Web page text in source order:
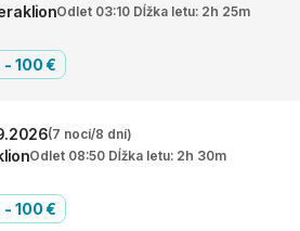
Odlet 03:10 Dĺžka letu: 2h 25m
100 €
(7 nocí/8 dní)
Odlet 08:50 Dĺžka letu: 2h 30m
100 €